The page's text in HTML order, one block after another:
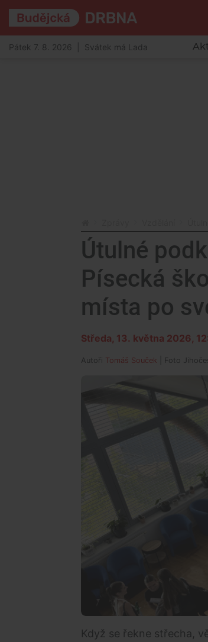
Pátek 7. 8. 2026 | Svátek má Lada
Útulné
Písecká
místa po
Středa, 13. května 2026,
Autoři Tomáš Souček | Foto
Když se řekne střecha,